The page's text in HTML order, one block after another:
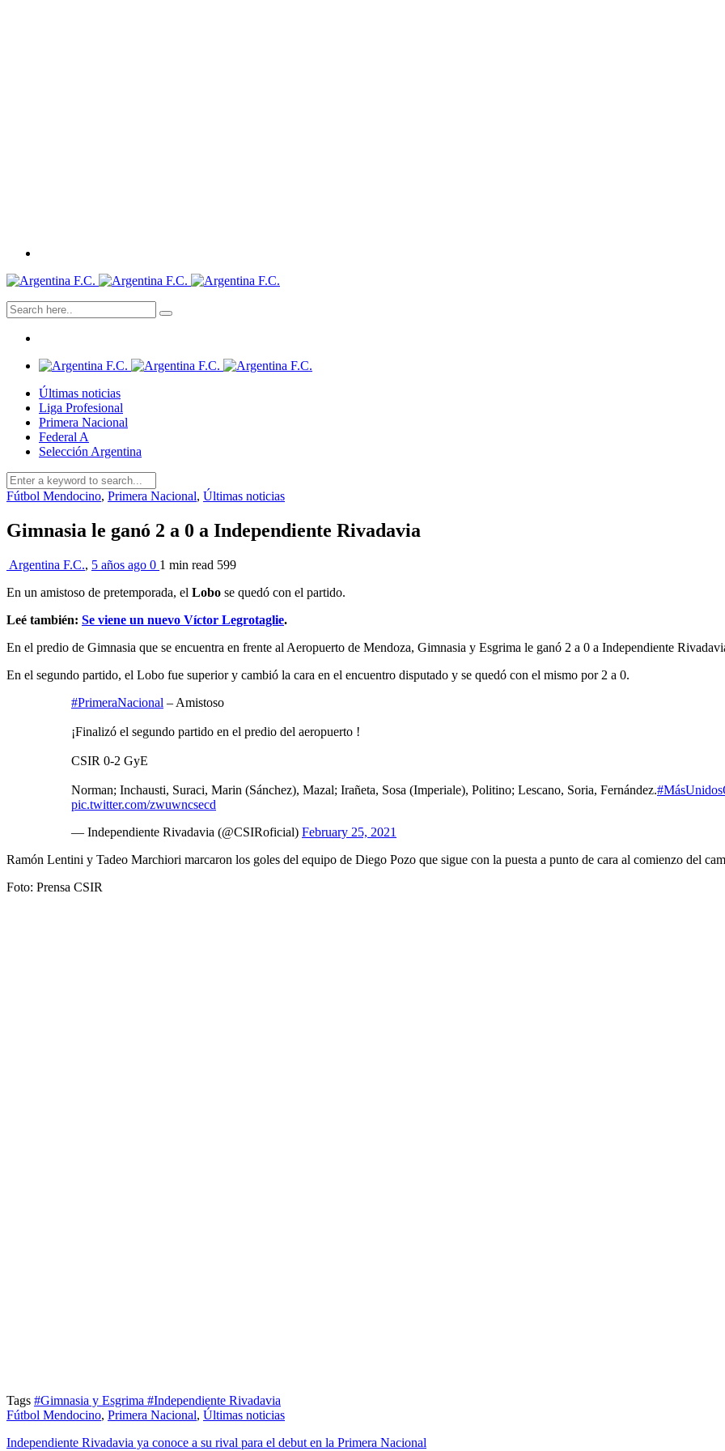
Últimas noticias
Liga Profesional
Primera Nacional
Federal A
Selección Argentina
Fútbol Mendocino, Primera Nacional, Últimas noticias
Gimnasia le ganó 2 a 0 a Independiente Rivadavia
Argentina F.C., 5 años ago 0 1 min read 599
En un amistoso de pretemporada, el Lobo se quedó con el partido.
Leé también: Se viene un nuevo Víctor Legrotaglie.
En el predio de Gimnasia que se encuentra en frente al Aeropuerto de Mendoza, Gimnasia y Esgrima le ganó 2 a 0 a Independiente
En el segundo partido, el Lobo fue superior y cambió la cara en el encuentro disputado y se quedó con el mismo por 2 a 0.
#PrimeraNacional – Amistoso
¡Finalizó el segundo partido en el predio del aeropuerto !
CSIR 0-2 GyE
Norman; Inchausti, Suraci, Marin (Sánchez), Mazal; Irañeta, Sosa (Imperiale), Politino; Lescano, Soria, Fernández.
pic.twitter.com/zwuwncsecd
— Independiente Rivadavia (@CSIRoficial) February 25, 2021
Ramón Lentini y Tadeo Marchiori marcaron los goles del equipo de Diego Pozo que sigue con la puesta a punto de cara al comienzo del
Foto: Prensa CSIR
Tags #Gimnasia y Esgrima #Independiente Rivadavia
Fútbol Mendocino, Primera Nacional, Últimas noticias
Independiente Rivadavia ya conoce a su rival para el debut en la Primera Nacional